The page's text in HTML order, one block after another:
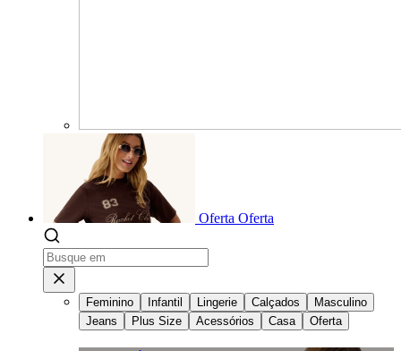
Oferta Oferta
Feminino Infantil Lingerie Calçados
Masculino
Jeans
Plus Size Acessórios Casa Oferta